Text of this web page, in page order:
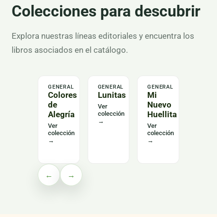
Colecciones para descubrir
Explora nuestras líneas editoriales y encuentra los
libros asociados en el catálogo.
GENERAL
Colores
de
Alegría
Ver
colección
→
GENERAL
Lunitas
Ver
colección
→
GENERAL
Mi
Nuevo
Huellita
Ver
colección
→
← →